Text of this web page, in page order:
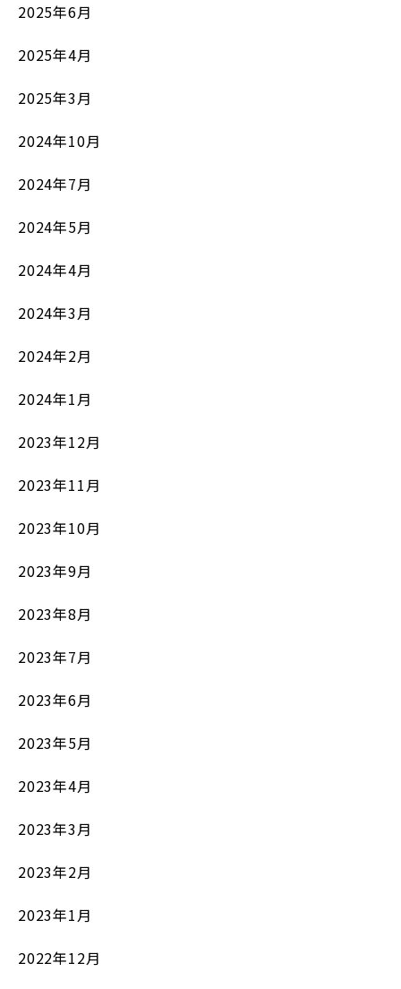
2025年6月
2025年4月
2025年3月
2024年10月
2024年7月
2024年5月
2024年4月
2024年3月
2024年2月
2024年1月
2023年12月
2023年11月
2023年10月
2023年9月
2023年8月
2023年7月
2023年6月
2023年5月
2023年4月
2023年3月
2023年2月
2023年1月
2022年12月